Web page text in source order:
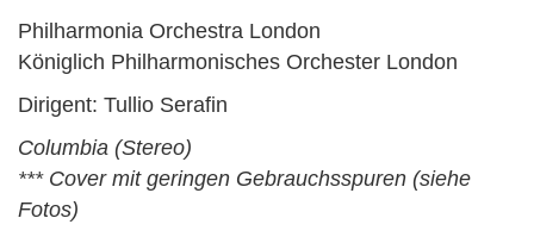
Philharmonia Orchestra London
Königlich Philharmonisches Orchester London
Dirigent: Tullio Serafin
Columbia (Stereo)
*** Cover mit geringen Gebrauchsspuren (siehe
Fotos)